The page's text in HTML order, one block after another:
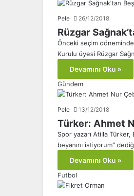
Pele 26/12/2018
Rüzgar
Önceki seçim döneminde
Kurulu üyesi Rüzgar
Devamını Oku »
Gündem
Pele 13/12/2018
Türker: Ahmet
Spor yazarı Atilla
beyanını istiyorum”
Devamını Oku »
Futbol